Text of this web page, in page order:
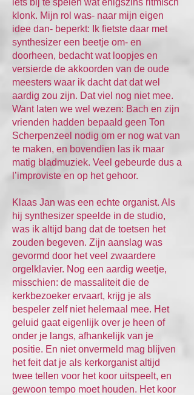
iets bij te spelen wat enigszins ritmisch
klonk. Mijn rol was- naar mijn eigen
idee dan- beperkt: Ik fietste daar met
synthesizer een beetje om- en
doorheen, bedacht wat loopjes en
versierde de akkoorden van de oude
meesters waar ik dacht dat dat wel
aardig zou zijn. Dat viel nog niet mee.
Want laten we wel wezen: Bach en zijn
vrienden hadden bepaald geen Ton
Scherpenzeel nodig om er nog wat van
te maken, en bovendien las ik maar
matig bladmuziek. Veel gebeurde dus a
l’improviste en op het gehoor.
Klaas Jan was een echte organist. Als
hij synthesizer speelde in de studio,
was ik altijd bang dat de toetsen het
zouden begeven. Zijn aanslag was
gevormd door het veel zwaardere
orgelklavier. Nog een aardig weetje,
misschien: de massaliteit die de
kerkbezoeker ervaart, krijg je als
bespeler zelf niet helemaal mee. Het
geluid gaat eigenlijk over je heen of
onder je langs, afhankelijk van je
positie. En niet onvermeld mag blijven
het feit dat je als kerkorganist altijd
twee tellen voor het koor uitspeelt, en
gewoon tempo moet houden. Het koor